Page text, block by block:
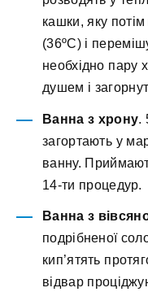
кашки, яку
(36ºС) і
необхідно пару
душем і
Ванна з хрону.
загортають у
ванну.
14-ти процедур.
Ванна з
подрібненої
кип’ятять
відвар